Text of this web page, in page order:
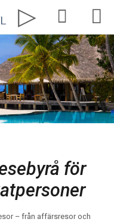
för
– från affärsresor och